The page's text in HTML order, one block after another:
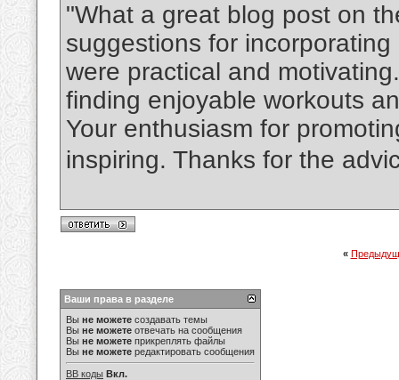
"What a great blog post on
suggestions for
were practical and
finding enjoyable workouts
Your enthusiasm for
inspiring. Thanks for the
«
Ваши права в разделе
Вы не можете создавать темы
Вы не можете отвечать на сообщения
Вы не можете прикреплять файлы
Вы не можете редактировать сообщения
BB коды Вкл.